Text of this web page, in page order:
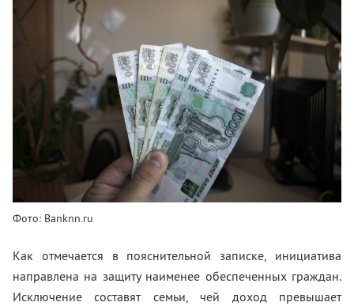
Фото: Banknn.ru
Как отмечается в пояснительной записке, инициатива
направлена на защиту наименее обеспеченных граждан.
Исключение составят семьи, чей доход превышает